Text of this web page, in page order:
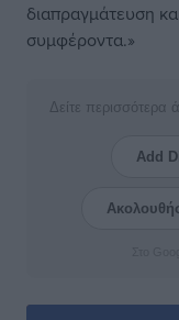
διαπραγμάτευση
συμφέροντα.»
Δείτε
Add